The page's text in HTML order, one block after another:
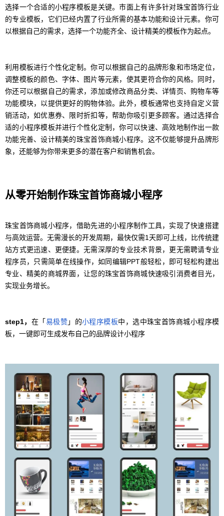
选择一个合适的小程序模板是关键。市面上有许多针对珠宝首饰行业
的专业模板，它们已经内置了行业所需的基本功能和设计元素。你可
以根据自己的需求，选择一个功能齐全、设计精美的模板作为起点。
利用模板进行个性化定制。你可以根据自己的品牌形象和市场定位，
调整模板的颜色、字体、图片等元素，使其更符合你的风格。同时，
你还可以根据自己的需求，添加或修改商品分类、详情页、购物车等
功能模块，以提供更好的购物体验。此外，模板通常也支持自定义营
销活动，如优惠券、限时折扣等，帮助你吸引更多顾客。通过选择合
适的小程序模板并进行个性化定制，你可以快速、高效地制作出一款
功能完善、设计精美的珠宝首饰商城小程序。这不仅能够提升品牌形
象，还能够为你带来更多的潜在客户和销售机会。
从零开始制作珠宝首饰商城小程序
珠宝首饰商城小程序，借助先进的小程序制作工具，实现了快速搭建
与高效运营。无需漫长的开发周期，最快仅需1天即可上线，比传统建
站方式更迅速、更便捷。无需深厚的专业技术背景，更无需聘请专业
程序员，只需简单在线操作，如同编辑PPT般轻松，即可轻松构建出
专业、精美的商城界面，让您的珠宝首饰商城快速吸引消费者目光，
实现业务增长。
step1， 在「易极赞」的小程序模板中，选中珠宝首饰商城小程序模
板，一键即可生成发布自己的品牌设计小程序